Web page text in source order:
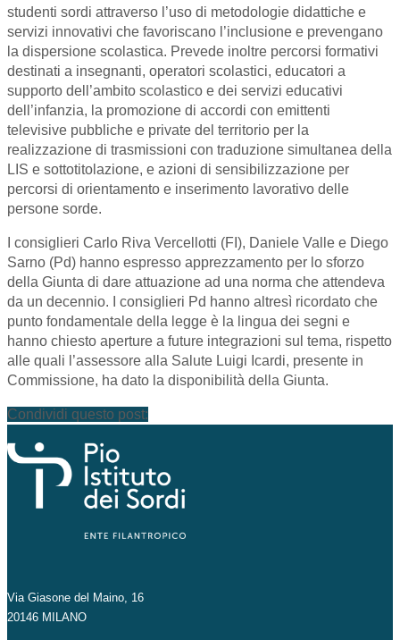
studenti sordi attraverso l’uso di metodologie didattiche e
servizi innovativi che favoriscano l’inclusione e prevengano
la dispersione scolastica. Prevede inoltre percorsi formativi
destinati a insegnanti, operatori scolastici, educatori a
supporto dell’ambito scolastico e dei servizi educativi
dell’infanzia, la promozione di accordi con emittenti
televisive pubbliche e private del territorio per la
realizzazione di trasmissioni con traduzione simultanea della
LIS e sottotitolazione, e azioni di sensibilizzazione per
percorsi di orientamento e inserimento lavorativo delle
persone sorde.
I consiglieri Carlo Riva Vercellotti (FI), Daniele Valle e Diego
Sarno (Pd) hanno espresso apprezzamento per lo sforzo
della Giunta di dare attuazione ad una norma che attendeva
da un decennio. I consiglieri Pd hanno altresì ricordato che
punto fondamentale della legge è la lingua dei segni e
hanno chiesto aperture a future integrazioni sul tema, rispetto
alle quali l’assessore alla Salute Luigi Icardi, presente in
Commissione, ha dato la disponibilità della Giunta.
Condividi questo post:
Via Giasone del Maino, 16
20146 MILANO